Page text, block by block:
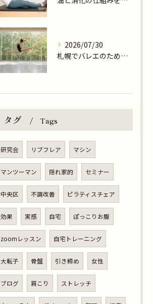
2026/07/30
札幌でバレエのためのピラティスといいえばPILATES STUDIO R-zone
タグ Tags
研究会 リブフレア マシン
マンツーマン 隠れ家的 セミナー
中央区 不調改善 ピラティスチェア
効果 実感 自宅 ぽっこりお腹
zoomレッスン 自宅トレーニング
大転子 骨盤 引き締め 女性
ブログ 肩こり ストレッチ